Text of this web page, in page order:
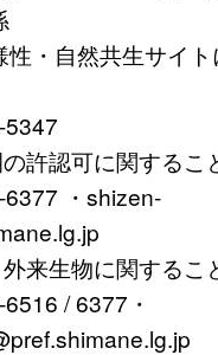
自然共生サイト
認可に関するこ
・shizen-
生物に関するこ
/ 6377・